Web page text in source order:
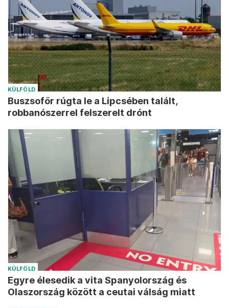
KÜLFÖLD
Buszsofőr rúgta le a Lipcsében talált,
robbanószerrel felszerelt drónt
KÜLFÖLD
Egyre élesedik a vita Spanyolország és
Olaszország között a ceutai válság miatt